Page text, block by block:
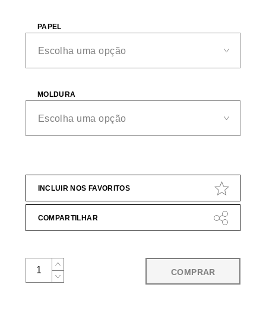
PAPEL
MOLDURA
INCLUIR NOS FAVORITOS
COMPARTILHAR
COMPRAR